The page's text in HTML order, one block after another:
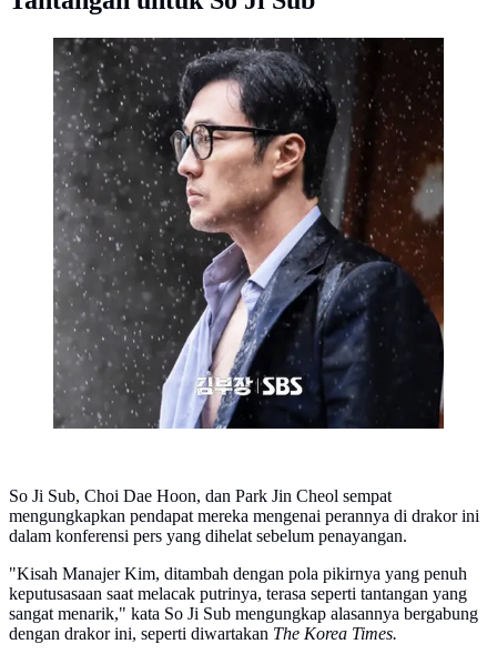
So Ji Sub di drakor Agent Kim Reactivated. (SBS via
Instagram/ /sbsdrama.official)
So Ji Sub, Choi Dae Hoon, dan Park Jin Cheol sempat
mengungkapkan pendapat mereka mengenai perannya di drakor ini
dalam konferensi pers yang dihelat sebelum penayangan.
"Kisah Manajer Kim, ditambah dengan pola pikirnya yang penuh
keputusasaan saat melacak putrinya, terasa seperti tantangan yang
sangat menarik," kata So Ji Sub mengungkap alasannya bergabung
dengan drakor ini, seperti diwartakan The Korea Times.